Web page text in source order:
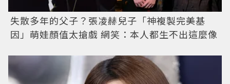
失散多年的父子？張凌赫兒子「神複製完美基
因」萌娃顏值太搶戲 網笑：本人都生不出這麼像